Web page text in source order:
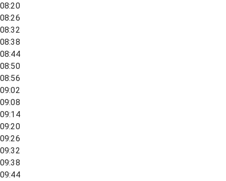
08:20
08:26
08:32
08:38
08:44
08:50
08:56
09:02
09:08
09:14
09:20
09:26
09:32
09:38
09:44